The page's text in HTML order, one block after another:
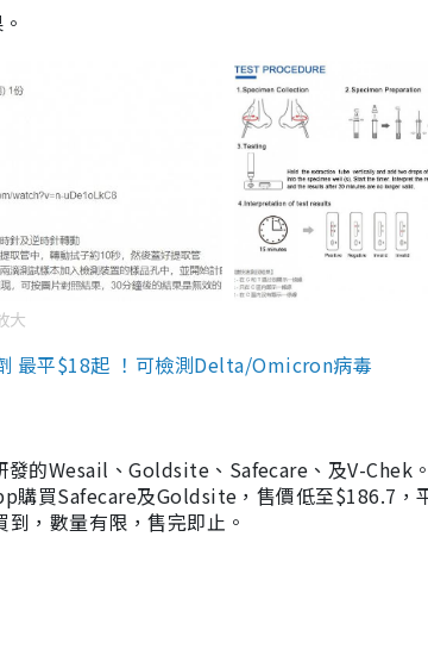
大
最平$18起 ！可檢測Delta/Omicron病毒
發的Wesail、Goldsite、Safecare、及V-Chek
購買Safecare及Goldsite，售價低至$186.7，
，數量有限，售完即止。